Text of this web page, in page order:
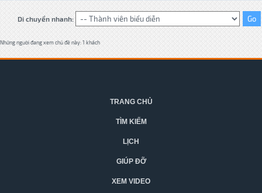
Di chuyển nhanh:
Những người đang xem chủ đề này: 1 khách
TRANG CHỦ
TÌM KIẾM
LỊCH
GIÚP ĐỠ
XEM VIDEO